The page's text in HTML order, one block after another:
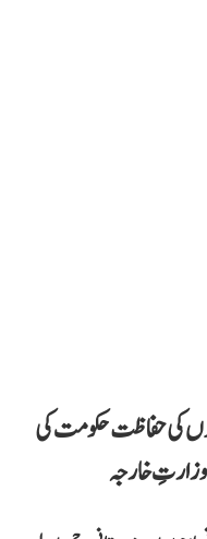
کی حفاظت حکومت کی